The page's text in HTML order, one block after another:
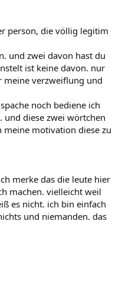
person, die völlig legitim
und zwei davon hast du
ist keine davon. nur
meine verzweiflung und
noch bediene ich
und diese zwei wörtchen
meine motivation diese zu
merke das die leute hier
machen. vielleicht weil
es nicht. ich bin einfach
und niemanden. das